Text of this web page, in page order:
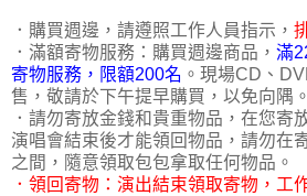
．購買週邊，請遵照工作人員指示，
．滿額寄物服務：購買週邊商品， 滿
寄物服務，限額200名 。現場CD、
售，敬請於下午提早購買，以免向隅。
．請勿寄放金錢和貴重物品，在您寄
演唱會結束後才能領回物品，請勿在
之間，隨意領取包包拿取任何物品。
．領回寄物：演出結束領取寄物，工